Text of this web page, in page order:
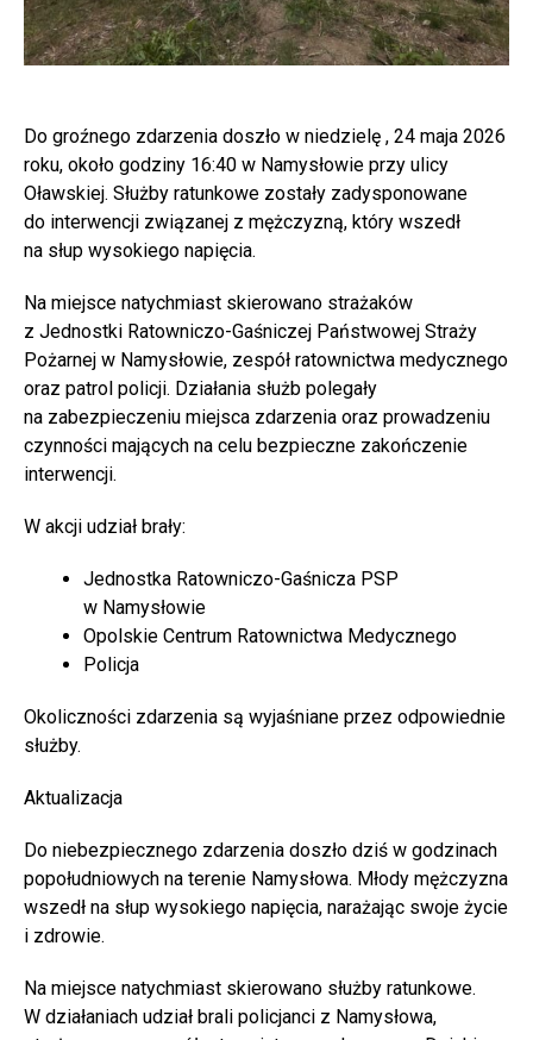
Do groźnego zdarzenia doszło w niedzielę , 24 maja 2026
roku, około godziny 16:40 w Namysłowie przy ulicy
Oławskiej. Służby ratunkowe zostały zadysponowane
do interwencji związanej z mężczyzną, który wszedł
na słup wysokiego napięcia.
Na miejsce natychmiast skierowano strażaków
z Jednostki Ratowniczo-Gaśniczej Państwowej Straży
Pożarnej w Namysłowie, zespół ratownictwa medycznego
oraz patrol policji. Działania służb polegały
na zabezpieczeniu miejsca zdarzenia oraz prowadzeniu
czynności mających na celu bezpieczne zakończenie
interwencji.
W akcji udział brały:
Jednostka Ratowniczo-Gaśnicza PSP
w Namysłowie
Opolskie Centrum Ratownictwa Medycznego
Policja
Okoliczności zdarzenia są wyjaśniane przez odpowiednie
służby.
Aktualizacja
Do niebezpiecznego zdarzenia doszło dziś w godzinach
popołudniowych na terenie Namysłowa. Młody mężczyzna
wszedł na słup wysokiego napięcia, narażając swoje życie
i zdrowie.
Na miejsce natychmiast skierowano służby ratunkowe.
W działaniach udział brali policjanci z Namysłowa,